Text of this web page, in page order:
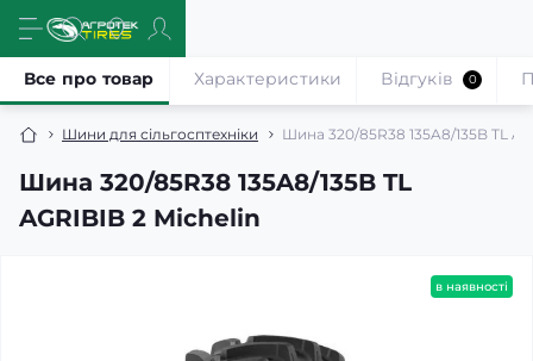
Шини для сільгосптехніки Шина 320/85R38 135A8/135B TL
Шина 320/85R38 135A8/135B TL
AGRIBIB 2 Michelin
Все про товар Характеристики Відгуків 0
в наявності